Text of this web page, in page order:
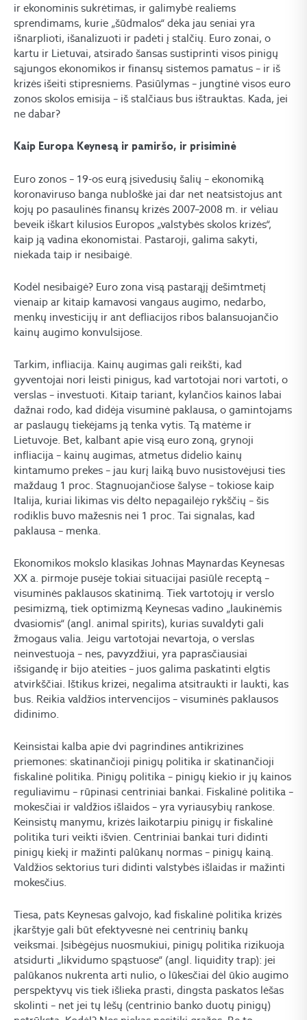
ir ekonominis sukrėtimas, ir galimybė realiems
sprendimams, kurie „šūdmalos“ dėka jau seniai yra
išnarplioti, išanalizuoti ir padėti į stalčių. Euro zonai, o
kartu ir Lietuvai, atsirado šansas sustiprinti visos pinigų
sąjungos ekonomikos ir finansų sistemos pamatus – ir iš
krizės išeiti stipresniems. Pasiūlymas – jungtinė visos euro
zonos skolos emisija – iš stalčiaus bus ištrauktas. Kada, jei
ne dabar?
Kaip Europa Keynesą ir pamiršo, ir prisiminė
Euro zonos – 19-os eurą įsivedusių šalių – ekonomiką
koronaviruso banga nubloškė jai dar net neatsistojus ant
kojų po pasaulinės finansų krizės 2007–2008 m. ir vėliau
beveik iškart kilusios Europos „valstybės skolos krizės“,
kaip ją vadina ekonomistai. Pastaroji, galima sakyti,
niekada taip ir nesibaigė.
Kodėl nesibaigė? Euro zona visą pastarąjį dešimtmetį
vienaip ar kitaip kamavosi vangaus augimo, nedarbo,
menkų investicijų ir ant defliacijos ribos balansuojančio
kainų augimo konvulsijose.
Tarkim, infliacija. Kainų augimas gali reikšti, kad
gyventojai nori leisti pinigus, kad vartotojai nori vartoti, o
verslas – investuoti. Kitaip tariant, kylančios kainos labai
dažnai rodo, kad didėja visuminė paklausa, o gamintojams
ar paslaugų tiekėjams ją tenka vytis. Tą matėme ir
Lietuvoje. Bet, kalbant apie visą euro zoną, grynoji
infliacija – kainų augimas, atmetus didelio kainų
kintamumo prekes – jau kurį laiką buvo nusistovėjusi ties
maždaug 1 proc. Stagnuojančiose šalyse – tokiose kaip
Italija, kuriai likimas vis dėlto nepagailėjo rykščių – šis
rodiklis buvo mažesnis nei 1 proc. Tai signalas, kad
paklausa – menka.
Ekonomikos mokslo klasikas Johnas Maynardas Keynesas
XX a. pirmoje pusėje tokiai situacijai pasiūlė receptą –
visuminės paklausos skatinimą. Tiek vartotojų ir verslo
pesimizmą, tiek optimizmą Keynesas vadino „laukinėmis
dvasiomis“ (angl. animal spirits), kurias suvaldyti gali
žmogaus valia. Jeigu vartotojai nevartoja, o verslas
neinvestuoja – nes, pavyzdžiui, yra paprasčiausiai
išsigandę ir bijo ateities – juos galima paskatinti elgtis
atvirkščiai. Ištikus krizei, negalima atsitraukti ir laukti, kas
bus. Reikia valdžios intervencijos – visuminės paklausos
didinimo.
Keinsistai kalba apie dvi pagrindines antikrizines
priemones: skatinančioji pinigų politika ir skatinančioji
fiskalinė politika. Pinigų politika – pinigų kiekio ir jų kainos
reguliavimu – rūpinasi centriniai bankai. Fiskalinė politika –
mokesčiai ir valdžios išlaidos – yra vyriausybių rankose.
Keinsistų manymu, krizės laikotarpiu pinigų ir fiskalinė
politika turi veikti išvien. Centriniai bankai turi didinti
pinigų kiekį ir mažinti palūkanų normas – pinigų kainą.
Valdžios sektorius turi didinti valstybės išlaidas ir mažinti
mokesčius.
Tiesa, pats Keynesas galvojo, kad fiskalinė politika krizės
įkarštyje gali būt efektyvesnė nei centrinių bankų
veiksmai. Įsibėgėjus nuosmukiui, pinigų politika rizikuoja
atsidurti „likvidumo spąstuose“ (angl. liquidity trap): jei
palūkanos nukrenta arti nulio, o lūkesčiai dėl ūkio augimo
perspektyvų vis tiek išlieka prasti, dingsta paskatos lėšas
skolinti – net jei tų lėšų (centrinio banko duotų pinigų)